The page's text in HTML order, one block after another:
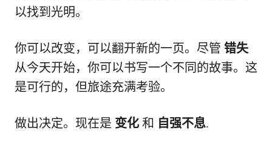
以找到光明。
你可以改变，可以翻开新的一页。尽管 错失
从今天开始，你可以书写一个不同的故事。这
是可行的，但旅途充满考验。
做出决定。现在是 变化 和 自强不息.